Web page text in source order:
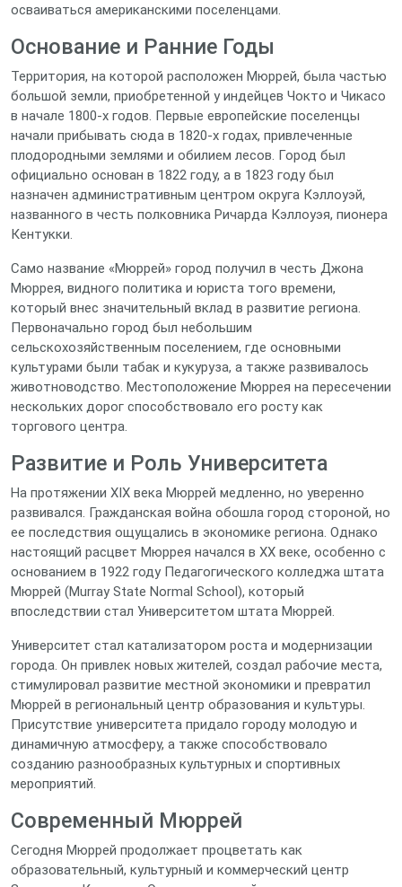
осваиваться американскими поселенцами.
Основание и Ранние Годы
Территория, на которой расположен Мюррей, была частью
большой земли, приобретенной у индейцев Чокто и Чикасо
в начале 1800-х годов. Первые европейские поселенцы
начали прибывать сюда в 1820-х годах, привлеченные
плодородными землями и обилием лесов. Город был
официально основан в 1822 году, а в 1823 году был
назначен административным центром округа Кэллоуэй,
названного в честь полковника Ричарда Кэллоуэя, пионера
Кентукки.
Само название «Мюррей» город получил в честь Джона
Мюррея, видного политика и юриста того времени,
который внес значительный вклад в развитие региона.
Первоначально город был небольшим
сельскохозяйственным поселением, где основными
культурами были табак и кукуруза, а также развивалось
животноводство. Местоположение Мюррея на пересечении
нескольких дорог способствовало его росту как
торгового центра.
Развитие и Роль Университета
На протяжении XIX века Мюррей медленно, но уверенно
развивался. Гражданская война обошла город стороной, но
ее последствия ощущались в экономике региона. Однако
настоящий расцвет Мюррея начался в XX веке, особенно с
основанием в 1922 году Педагогического колледжа штата
Мюррей (Murray State Normal School), который
впоследствии стал Университетом штата Мюррей.
Университет стал катализатором роста и модернизации
города. Он привлек новых жителей, создал рабочие места,
стимулировал развитие местной экономики и превратил
Мюррей в региональный центр образования и культуры.
Присутствие университета придало городу молодую и
динамичную атмосферу, а также способствовало
созданию разнообразных культурных и спортивных
мероприятий.
Современный Мюррей
Сегодня Мюррей продолжает процветать как
образовательный, культурный и коммерческий центр